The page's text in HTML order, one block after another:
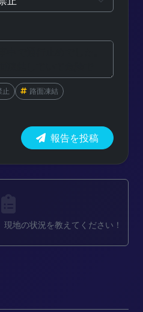
止
路面凍結
報告を投稿
地の状況を教えてください！